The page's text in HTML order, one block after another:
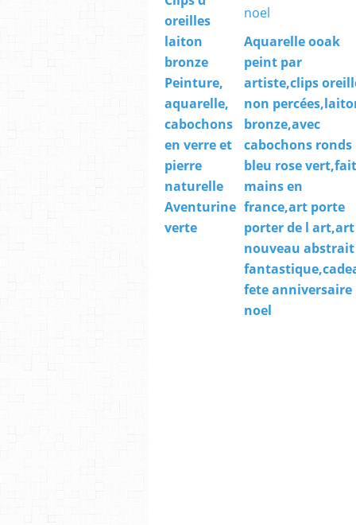
oreilles
laiton
bronze
Peinture,
aquarelle,
cabochons
en verre et
pierre
naturelle
Aventurine
verte
Aquarelle ooak
peint par
artiste,clips
non
bronze,avec
cabochons ronds
bleu rose vert,fait
mains en
france,art porte
porter de l art,art
nouveau abstrait
fete anniversaire
noel